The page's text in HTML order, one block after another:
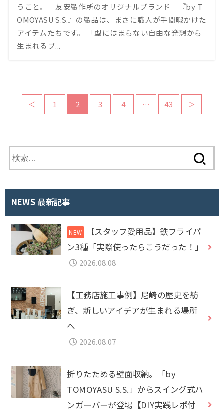
うこと。 友安製作所のオリジナルブランド 『by T
OMOYASU S.S.』の製品は、まさに職人が手間暇かけた
アイテムたちです。 「型にはまらない自由な発想から
生まれるプ...
＜ 1 2 3 4 … 43 ＞
索
NEWS 最新記事
【スタッフ愛用品】鉄フライパ
ン3種「実際使ったらこうだった！」
2026.08.08
【工務店施工事例】尼崎の歴史を紡
ぎ、新しいアイデアが生まれる場所
へ
2026.08.07
折りたためる壁面収納。「by
TOMOYASU S.S.」からスイング式ハ
ンガーバーが登場【DIY実践レポ付